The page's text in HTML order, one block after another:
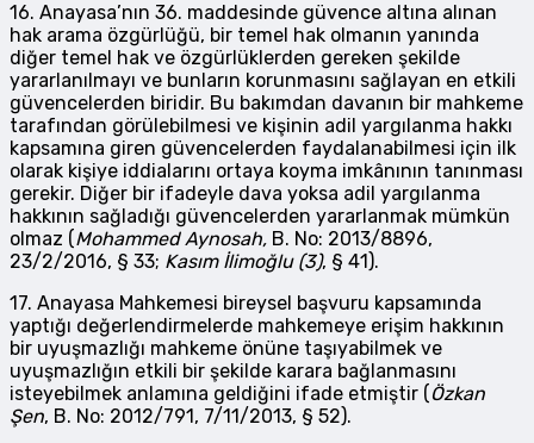
16. Anayasa’nın 36. maddesinde güvence altına alınan
hak arama özgürlüğü, bir temel hak olmanın yanında
diğer temel hak ve özgürlüklerden gereken şekilde
yararlanılmayı ve bunların korunmasını sağlayan en etkili
güvencelerden biridir. Bu bakımdan davanın bir mahkeme
tarafından görülebilmesi ve kişinin adil yargılanma hakkı
kapsamına giren güvencelerden faydalanabilmesi için ilk
olarak kişiye iddialarını ortaya koyma imkânının tanınması
gerekir. Diğer bir ifadeyle dava yoksa adil yargılanma
hakkının sağladığı güvencelerden yararlanmak mümkün
olmaz (Mohammed Aynosah, B. No: 2013/8896,
23/2/2016, § 33; Kasım İlimoğlu (3), § 41).
17. Anayasa Mahkemesi bireysel başvuru kapsamında
yaptığı değerlendirmelerde mahkemeye erişim hakkının
bir uyuşmazlığı mahkeme önüne taşıyabilmek ve
uyuşmazlığın etkili bir şekilde karara bağlanmasını
isteyebilmek anlamına geldiğini ifade etmiştir ( Özkan
Şen, B. No: 2012/791, 7/11/2013, § 52).